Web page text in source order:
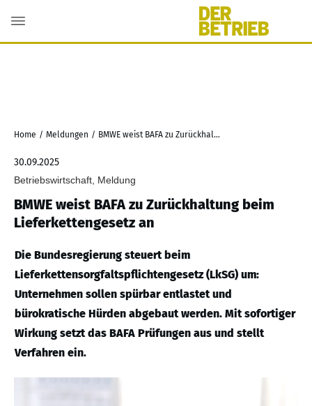
Home / Meldungen / BMWE weist BAFA zu Zurückhaltung beim Lieferkettengesetz an
30.09.2025
Betriebswirtschaft, Meldung
BMWE weist BAFA zu Zurückhaltung beim
Lieferkettengesetz an
Die Bundesregierung steuert beim
Lieferkettensorgfaltspflichtengesetz (LkSG) um:
Unternehmen sollen spürbar entlastet und
bürokratische Hürden abgebaut werden. Mit sofortiger
Wirkung setzt das BAFA Prüfungen aus und stellt
Verfahren ein.